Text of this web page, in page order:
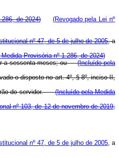
de 2024)
(Revogado pela Lei nº
nº 47, de 5 de julho de 2005,a
Provisória nº 1.286, de 2024)
a sessenta meses; ou(Incluído pela
o disposto no art. 4º, § 8º, inciso II,
do servidor.(Incluído pela Medida
nº 103, de 12 de novembro de 2019,
nº 47, de 5 de julho de 2005, a